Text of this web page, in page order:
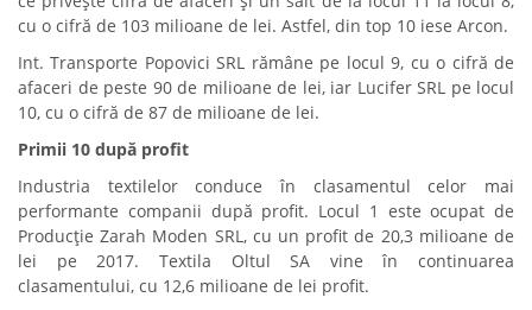
cu o cifră de 103 milioane de lei. Astfel, din top 10 iese Arcon.
Int. Transporte Popovici SRL rămâne pe locul 9, cu o cifră de
afaceri de peste 90 de milioane de lei, iar Lucifer SRL pe locul
10, cu o cifră de 87 de milioane de lei.
Primii 10 după profit
Industria textilelor conduce în clasamentul celor mai
performante companii după profit. Locul 1 este ocupat de
Producție Zarah Moden SRL, cu un profit de 20,3 milioane de
lei pe 2017. Textila Oltul SA vine în continuarea
clasamentului, cu 12,6 milioane de lei profit.